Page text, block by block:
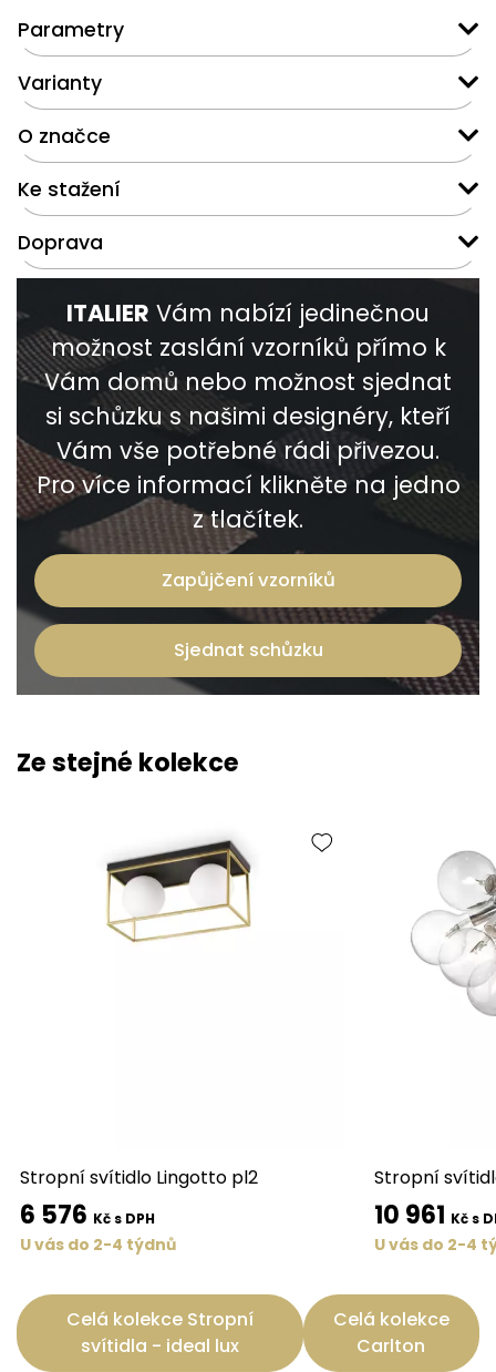
Parametry
Varianty
O značce
Ke stažení
Doprava
ITALIER Vám nabízí jedinečnou
možnost zaslání vzorníků přímo k
Vám domů nebo možnost sjednat
si schůzku s našimi designéry, kteří
Vám vše potřebné rádi přivezou.
Pro více informací klikněte na jedno
z tlačítek.
Zapůjčení vzorníků
Sjednat schůzku
Ze stejné kolekce
Stropní svítidlo Lingotto pl2
6 576 Kč s DPH
U vás do 2-4 týdnů
Stropní
10 961 Kč s
U vás do 2-4
Celá kolekce Stropní
svítidla - ideal lux
Celá kolekce
Carlton